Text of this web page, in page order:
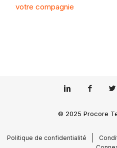
votre compagnie
© 2025 Procore
Politique de confidentialité